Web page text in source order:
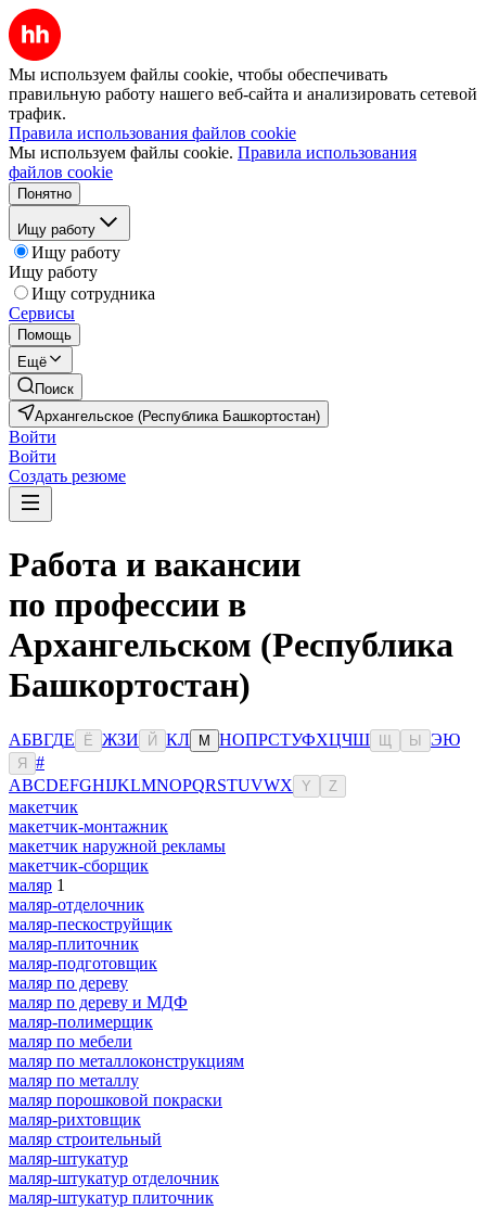
Мы используем файлы cookie, чтобы обеспечивать
правильную работу нашего веб-сайта и анализировать сетевой
трафик.
Правила использования файлов cookie
Мы используем файлы cookie. Правила использования
файлов cookie
Понятно
Ищу работу
Ищу работу
Ищу работу
Ищу сотрудника
Сервисы
Помощь
Ещё
Поиск
Архангельское (Республика Башкортостан)
Войти
Войти
Создать резюме
Работа и вакансии
по профессии в
Архангельском (Республика
Башкортостан)
АБВГДЕ Ё ЖЗИ Й КЛ М НОПРСТУФХЦЧШ Ы ЭЮ
Я
#
ABCDEFGHIJKLMNOPQRSTUVWX Y Z
макетчик
макетчик-монтажник
макетчик наружной рекламы
макетчик-сборщик
маляр 1
маляр-отделочник
маляр-пескоструйщик
маляр-плиточник
маляр-подготовщик
маляр по дереву
маляр по дереву и МДФ
маляр-полимерщик
маляр по мебели
маляр по металлоконструкциям
маляр по металлу
маляр порошковой покраски
маляр-рихтовщик
маляр строительный
маляр-штукатур
маляр-штукатур отделочник
маляр-штукатур плиточник